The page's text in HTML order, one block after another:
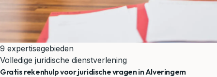
9 expertisegebieden
Volledige juridische dienstverlening
Gratis rekenhulp voor juridische vragen in Alveringem